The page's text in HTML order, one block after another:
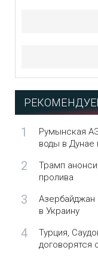
1
Румынская
воды в Дунае
2
Трамп
пролива
3
Азербайджан
в Украину
4
Турция,
договорятся